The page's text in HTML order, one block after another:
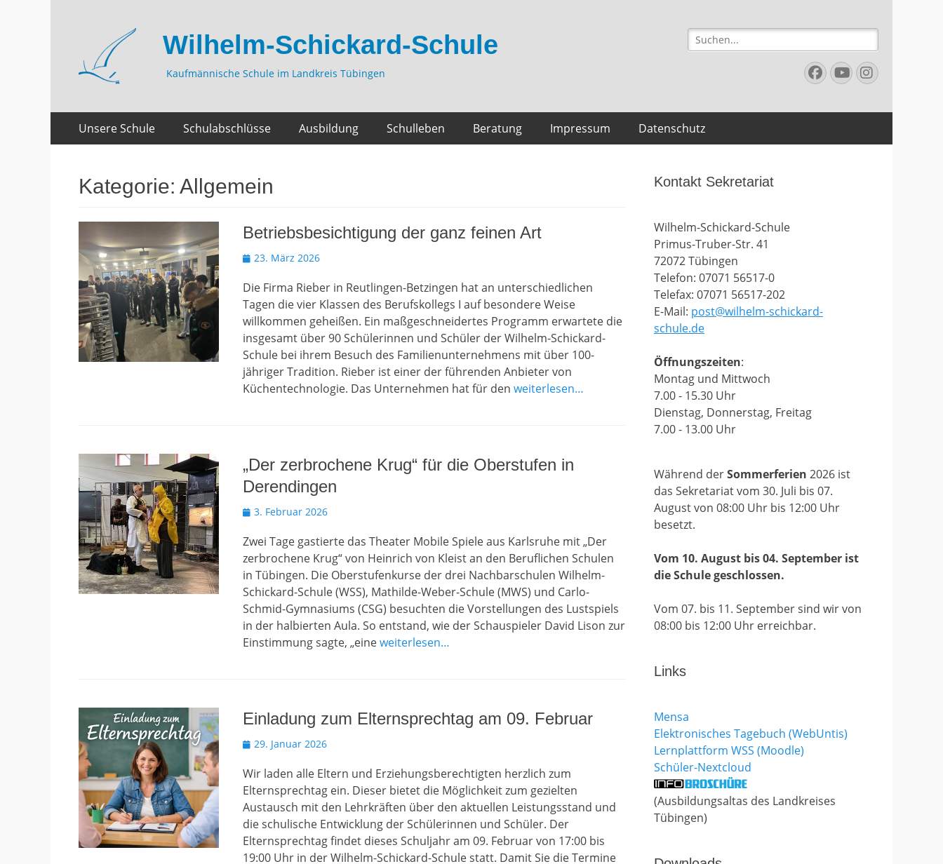
Wilhelm-Schickard-Schule
Kaufmännische Schule im Landkreis Tübingen
Suchen
nach:
Facebook
YouTube
Primäres
Menü
Inhalt
Unsere Schule Schulabschlüsse Ausbildung Schulleben Beratung Impressum Datenschutz
Kategorie: Allgemein
Betriebsbesichtigung der ganz feinen Art
Veröffentlicht
23. März 2026
Die Firma Rieber in Reutlingen-Betzingen hat an unterschiedlichen
Tagen die vier Klassen des Berufskollegs I auf besondere Weise
willkommen geheißen. Ein maßgeschneidertes Programm erwartete die
insgesamt über 90 Schülerinnen und Schüler der Wilhelm-Schickard-
Schule bei ihrem Besuch des Familienunternehmens mit über 100-
jähriger Tradition. Rieber ist einer der führenden Anbieter von
Küchentechnologie. Das Unternehmen hat für den weiterlesen…
„Der zerbrochene Krug“ für die Oberstufen in
Derendingen
Veröffentlicht
3. Februar 2026
Zwei Tage gastierte das Theater Mobile Spiele aus Karlsruhe mit „Der
zerbrochene Krug“ von Heinrich von Kleist an den Beruflichen Schulen
in Tübingen. Die Oberstufenkurse der drei Nachbarschulen Wilhelm-
Schickard-Schule (WSS), Mathilde-Weber-Schule (MWS) und Carlo-
Schmid-Gymnasiums (CSG) besuchten die Vorstellungen des Lustspiels
in der halbierten Aula. So entstand, wie der Schauspieler David Lison zur
Einstimmung sagte, „eineweiterlesen…
Einladung zum Elternsprechtag am 09. Februar
Veröffentlicht
29. Januar 2026
Wir laden alle Eltern und Erziehungsberechtigten herzlich zum
Elternsprechtag ein. Dieser bietet die Möglichkeit zum gezielten
Austausch mit den Lehrkräften über den aktuellen Leistungsstand und
die schulische Entwicklung der Schülerinnen und Schüler. Der
Elternsprechtag findet dieses Schuljahr am 09. Februar von 17:00 bis
19:00 Uhr in der Wilhelm-Schickard-Schule statt. Damit Sie die Termine
Kontakt Sekretariat
Wilhelm-Schickard-Schule
Primus-Truber-Str. 41
72072 Tübingen
Telefon: 07071 56517-0
Telefax: 07071 56517-202
E-Mail: post@wilhelm-schickard-
schule.de
Öffnungszeiten:
Montag und Mittwoch
7.00 - 15.30 Uhr
Dienstag, Donnerstag, Freitag
7.00 - 13.00 Uhr
Während derSommerferien 2026 ist
das Sekretariat vom 30. Juli bis 07.
August von 08:00 Uhr bis 12:00 Uhr
besetzt.
Vom 10. August bis 04. September ist
die Schule geschlossen.
Vom 07. bis 11. September sind wir von
08:00 bis 12:00 Uhr erreichbar.
Links
Mensa
Elektronisches Tagebuch (WebUntis)
Lernplattform WSS (Moodle)
Schüler-Nextcloud
(Ausbildungsaltas des Landkreises
Tübingen)